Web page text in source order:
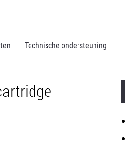
Technische ondersteuning